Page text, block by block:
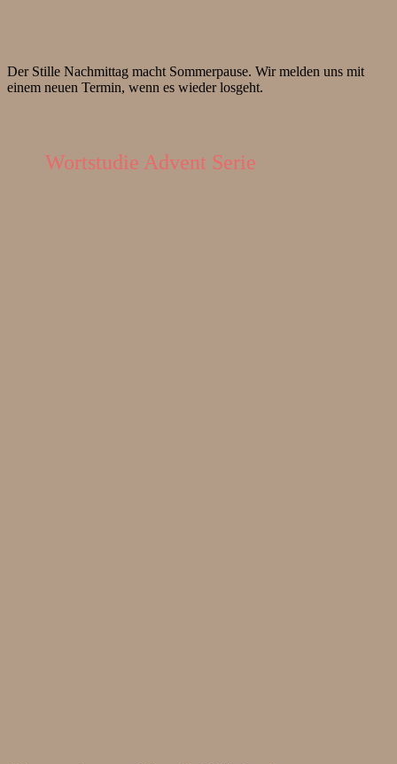
Der Stille Nachmittag macht Sommerpause. Wir melden uns mit
einem neuen Termin, wenn es wieder losgeht.
Wortstudie Advent Serie